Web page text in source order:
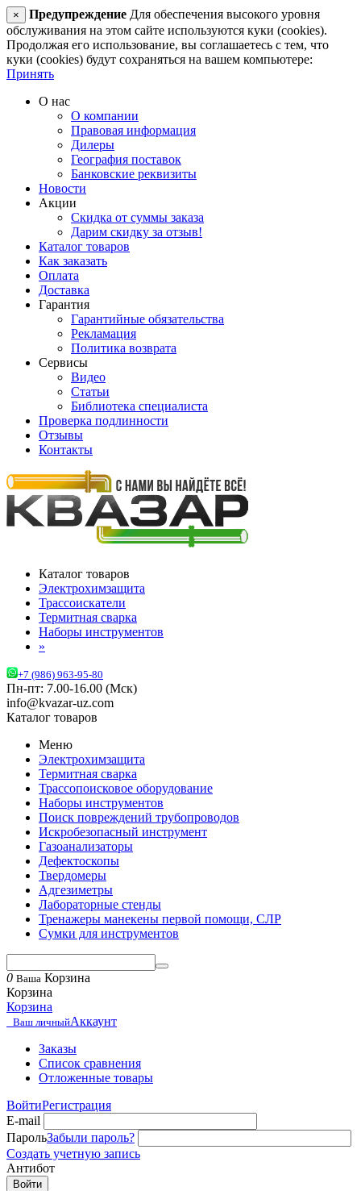
× Предупреждение Для обеспечения высокого уровня
обслуживания на этом сайте используются куки (cookies).
Продолжая его использование, вы соглашаетесь с тем, что
куки (cookies) будут сохраняться на вашем компьютере:
Принять
О нас
О компании
Правовая информация
Дилеры
География поставок
Банковские реквизиты
Новости
Акции
Скидка от суммы заказа
Дарим скидку за отзыв!
Каталог товаров
Как заказать
Оплата
Доставка
Гарантия
Гарантийные обязательства
Рекламация
Политика возврата
Сервисы
Видео
Статьи
Библиотека специалиста
Проверка подлинности
Отзывы
Контакты
Каталог товаров
Электрохимзащита
Трассоискатели
Термитная сварка
Наборы инструментов
»
+7 (986) 963-95-80
Пн-пт: 7.00-16.00 (Мск)
info@kvazar-uz.com
Каталог товаров
Меню
Электрохимзащита
Термитная сварка
Трассопоисковое оборудование
Наборы инструментов
Поиск повреждений трубопроводов
Искробезопасный инструмент
Газоанализаторы
Дефектоскопы
Твердомеры
Адгезиметры
Лабораторные стенды
Тренажеры манекены первой помощи, СЛР
Сумки для инструментов
0 Ваша Корзина
Корзина
Корзина
Ваш личныйАккаунт
Заказы
Список сравнения
Отложенные товары
ВойтиРегистрация
E-mail
ПарольЗабыли пароль?
Создать учетную запись
Антибот
Войти